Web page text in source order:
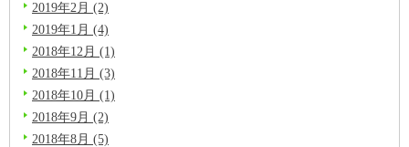
2019年2月 (2)
2019年1月 (4)
2018年12月 (1)
2018年11月 (3)
2018年10月 (1)
2018年9月 (2)
2018年8月 (5)